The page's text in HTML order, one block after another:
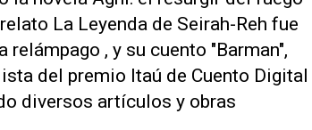
La Leyenda de Seirah-Reh fue
, y su cuento "Barman",
del premio Itaú de Cuento Digital
diversos artículos y obras